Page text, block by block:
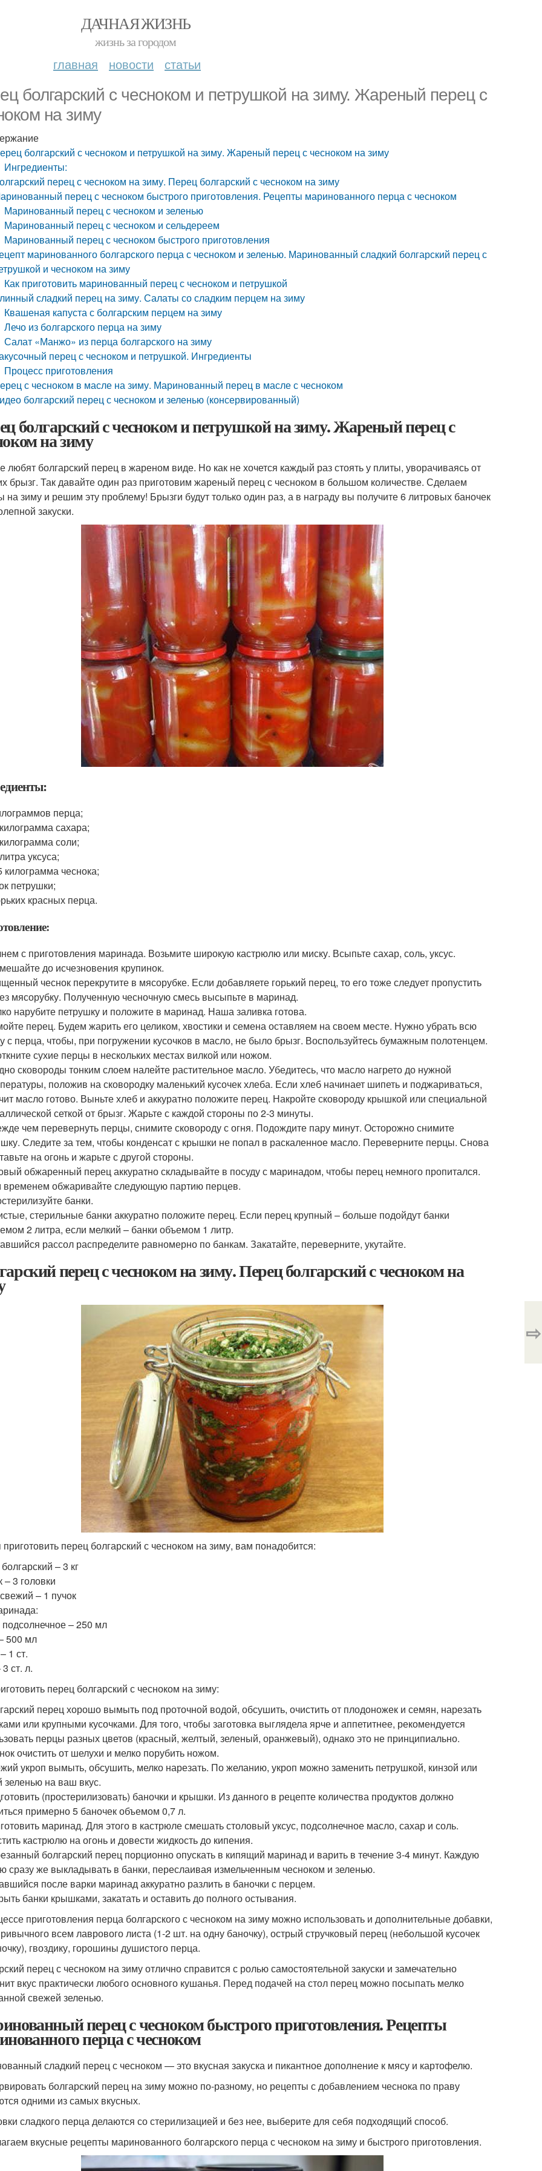
ДАЧНАЯ ЖИЗНЬ
жизнь за городом
главная новости статьи
болгарский с чесноком и петрушкой на зиму. Жареный перец с
на зиму
болгарский с чесноком и петрушкой на зиму. Жареный перец с чесноком на зиму
Ингредиенты:
перец с чесноком на зиму. Перец болгарский с чесноком на зиму
перец с чесноком быстрого приготовления. Рецепты маринованного перца с чесноком
Маринованный перец с чесноком и зеленью
Маринованный перец с чесноком и сельдереем
Маринованный перец с чесноком быстрого приготовления
маринованного болгарского перца с чесноком и зеленью. Маринованный сладкий болгарский перец с
и чесноком на зиму
Как приготовить маринованный перец с чесноком и петрушкой
сладкий перец на зиму. Салаты со сладким перцем на зиму
Квашеная капуста с болгарским перцем на зиму
Лечо из болгарского перца на зиму
Салат «Манжо» из перца болгарского на зиму
перец с чесноком и петрушкой. Ингредиенты
Процесс приготовления
с чесноком в масле на зиму. Маринованный перец в масле с чесноком
болгарский перец с чесноком и зеленью (консервированный)
болгарский с чесноком и петрушкой на зиму. Жареный перец с
на зиму
любят болгарский перец в жареном виде. Но как не хочется каждый раз стоять у плиты, уворачиваясь от
брызг. Так давайте один раз приготовим жареный перец с чесноком в большом количестве. Сделаем
на зиму и решим эту проблему! Брызги будут только один раз, а в награду вы получите 6 литровых баночек
закуски.
перца;
сахара;
соли;
уксуса;
килограмма чеснока;
петрушки;
красных перца.
с приготовления маринада. Возьмите широкую кастрюлю или миску. Всыпьте сахар, соль, уксус.
до исчезновения крупинок.
чеснок перекрутите в мясорубке. Если добавляете горький перец, то его тоже следует пропустить
мясорубку. Полученную чесночную смесь высыпьте в маринад.
нарубите петрушку и положите в маринад. Наша заливка готова.
перец. Будем жарить его целиком, хвостики и семена оставляем на своем месте. Нужно убрать всю
с перца, чтобы, при погружении кусочков в масло, не было брызг. Воспользуйтесь бумажным полотенцем.
сухие перцы в нескольких местах вилкой или ножом.
сковороды тонким слоем налейте растительное масло. Убедитесь, что масло нагрето до нужной
положив на сковородку маленький кусочек хлеба. Если хлеб начинает шипеть и поджариваться,
масло готово. Выньте хлеб и аккуратно положите перец. Накройте сковороду крышкой или специальной
сеткой от брызг. Жарьте с каждой стороны по 2-3 минуты.
чем перевернуть перцы, снимите сковороду с огня. Подождите пару минут. Осторожно снимите
Следите за тем, чтобы конденсат с крышки не попал в раскаленное масло. Переверните перцы. Снова
на огонь и жарьте с другой стороны.
обжаренный перец аккуратно складывайте в посуду с маринадом, чтобы перец немного пропитался.
временем обжаривайте следующую партию перцев.
банки.
стерильные банки аккуратно положите перец. Если перец крупный – больше подойдут банки
2 литра, если мелкий – банки объемом 1 литр.
рассол распределите равномерно по банкам. Закатайте, переверните, укутайте.
перец с чесноком на зиму. Перец болгарский с чесноком на
перец болгарский с чесноком на зиму, вам понадобится:
– 3 кг
– 3 головки
– 1 пучок
– 250 мл
500 мл
1 ст.
ст. л.
перец болгарский с чесноком на зиму:
перец хорошо вымыть под проточной водой, обсушить, очистить от плодоножек и семян, нарезать
или крупными кусочками. Для того, чтобы заготовка выглядела ярче и аппетитнее, рекомендуется
перцы разных цветов (красный, желтый, зеленый, оранжевый), однако это не принципиально.
очистить от шелухи и мелко порубить ножом.
укроп вымыть, обсушить, мелко нарезать. По желанию, укроп можно заменить петрушкой, кинзой или
зеленью на ваш вкус.
(простерилизовать) баночки и крышки. Из данного в рецепте количества продуктов должно
примерно 5 баночек объемом 0,7 л.
маринад. Для этого в кастрюле смешать столовый уксус, подсолнечное масло, сахар и соль.
кастрюлю на огонь и довести жидкость до кипения.
болгарский перец порционно опускать в кипящий маринад и варить в течение 3-4 минут. Каждую
сразу же выкладывать в банки, переслаивая измельченным чесноком и зеленью.
после варки маринад аккуратно разлить в баночки с перцем.
банки крышками, закатать и оставить до полного остывания.
приготовления перца болгарского с чесноком на зиму можно использовать и дополнительные добавки,
всем лаврового листа (1-2 шт. на одну баночку), острый стручковый перец (небольшой кусочек
гвоздику, горошины душистого перца.
перец с чесноком на зиму отлично справится с ролью самостоятельной закуски и замечательно
вкус практически любого основного кушанья. Перед подачей на стол перец можно посыпать мелко
свежей зеленью.
перец с чесноком быстрого приготовления. Рецепты
перца с чесноком
сладкий перец с чесноком — это вкусная закуска и пикантное дополнение к мясу и картофелю.
болгарский перец на зиму можно по-разному, но рецепты с добавлением чеснока по праву
одними из самых вкусных.
сладкого перца делаются со стерилизацией и без нее, выберите для себя подходящий способ.
вкусные рецепты маринованного болгарского перца с чесноком на зиму и быстрого приготовления.
⇨